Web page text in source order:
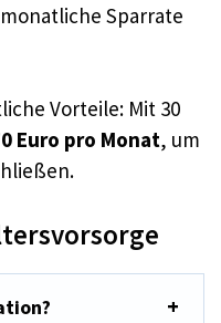
Sparrate
Vorteile: Mit 30
Euro pro Monat, um